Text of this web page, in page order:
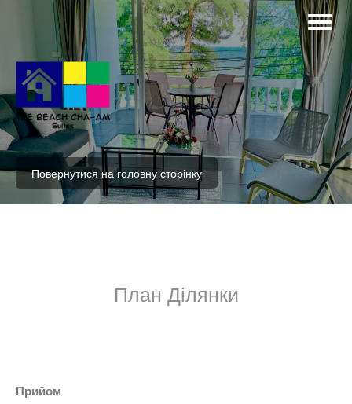
Повернутися на головну сторінку
План Ділянки
Прийом